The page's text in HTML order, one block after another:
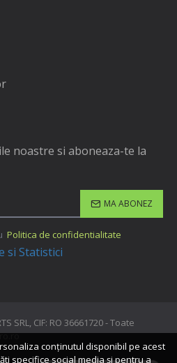
noastre si aboneaza-te la
MA ABONEZ
Politica de confidentialitate
SRL, CIF: RO 36661720 - Toate
conținutul disponibil pe acest
specifice social media și pentru a